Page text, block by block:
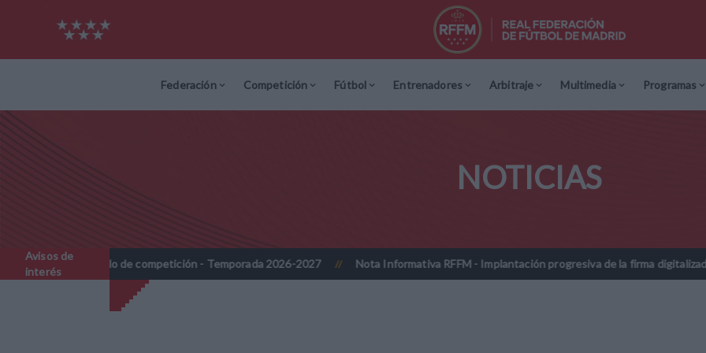
Federación Competición Fútbol Entrenadores Arbitraje Multimedia Programas
NOTICIAS
Avisos de
interés
de competición - Temporada 2026-2027 // Nota Informativa RFFM - Implantación progresiva de la firma digitalizada en las